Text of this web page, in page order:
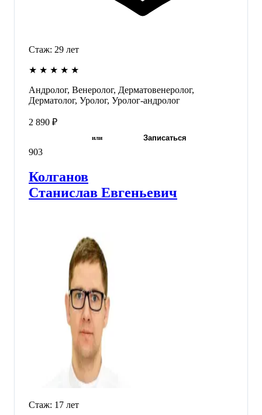
Стаж: 29 лет
★ ★ ★ ★ ★
Андролог, Венеролог, Дерматовенеролог,
Дерматолог, Уролог, Уролог-андролог
2 890 ₽
или Записаться
903
Колганов
Станислав Евгеньевич
Стаж: 17 лет